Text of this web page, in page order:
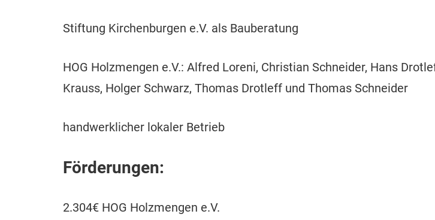
Stiftung Kirchenburgen e.V. als Bauberatung
HOG Holzmengen e.V.: Alfred Loreni, Christian Schneider, Hans
Krauss, Holger Schwarz, Thomas Drotleff und Thomas Schneider
handwerklicher lokaler Betrieb
Förderungen:
2.304€ HOG Holzmengen e.V.